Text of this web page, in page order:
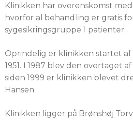
Klinikken har overenskomst
hvorfor al behandling er gratis
sygesikringsgruppe 1 patienter.
Oprindelig er klinikken startet af
1951. I 1987 blev den overtaget
siden 1999 er klinikken blevet
Hansen
Klinikken ligger på Brønshøj